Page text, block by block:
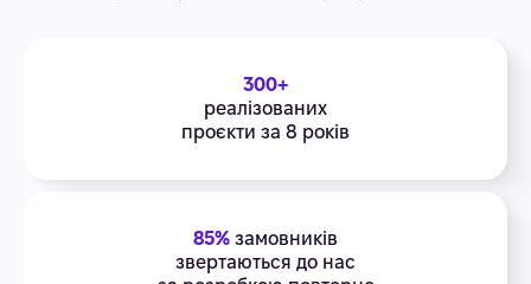
300+
реалізованих
проєкти за 8 років
85% замовників
звертаються до нас